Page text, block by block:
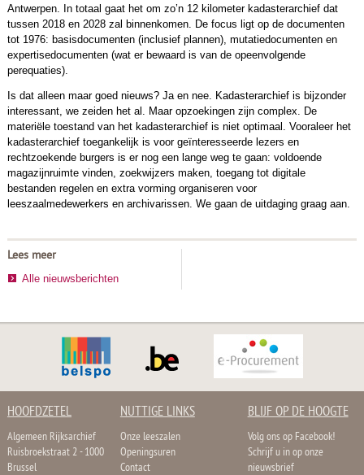
Antwerpen. In totaal gaat het om zo’n 12 kilometer kadasterarchief dat
tussen 2018 en 2028 zal binnenkomen. De focus ligt op de documenten
tot 1976: basisdocumenten (inclusief plannen), mutatiedocumenten en
expertisedocumenten (wat er bewaard is van de opeenvolgende
perequaties).
Is dat alleen maar goed nieuws? Ja en nee. Kadasterarchief is bijzonder
interessant, we zeiden het al. Maar opzoekingen zijn complex. De
materiële toestand van het kadasterarchief is niet optimaal. Vooraleer het
kadasterarchief toegankelijk is voor geïnteresseerde lezers en
rechtzoekende burgers is er nog een lange weg te gaan: voldoende
magazijnruimte vinden, zoekwijzers maken, toegang tot digitale
bestanden regelen en extra vorming organiseren voor
leeszaalmedewerkers en archivarissen. We gaan de uitdaging graag aan.
Lees meer
Alle nieuwsberichten
HOOFDZETEL
Algemeen Rijksarchief
Ruisbroekstraat 2 - 1000
Brussel
NUTTIGE LINKS
Onze leeszalen
Openingsuren
Contact
BLIJF OP DE HOOGTE
Volg ons op Facebook!
Schrijf u in op onze
nieuwsbrief